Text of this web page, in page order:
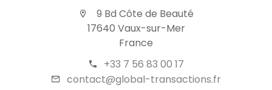
9 Bd Côte de Beauté
17640 Vaux-sur-Mer
France
+33 7 56 83 00 17
contact@global-transactions.fr